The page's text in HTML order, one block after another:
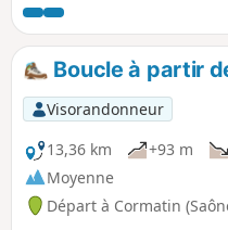
Boucle à partir
Visorandonneur
13,36 km
+93 m
Moyenne
Départ à Cormatin